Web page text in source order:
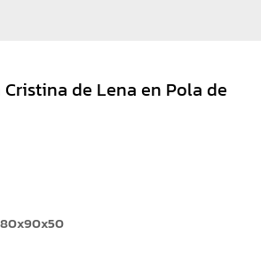
de Lena en Pola de
80x90x50